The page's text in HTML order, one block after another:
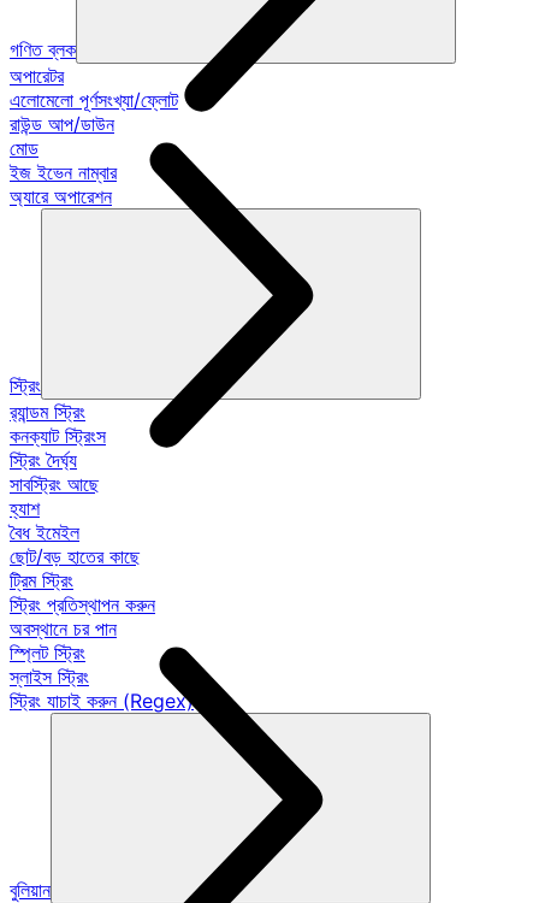
গণিত ব্লক
অপারেটর
এলোমেলো পূর্ণসংখ্যা/ফ্লোট
রাউন্ড আপ/ডাউন
মোড
ইজ ইভেন নাম্বার
অ্যারে অপারেশন
স্ট্রিং
র‍্যান্ডম স্ট্রিং
কনক্যাট স্ট্রিংস
স্ট্রিং দৈর্ঘ্য
সাবস্ট্রিং আছে
হ্যাশ
বৈধ ইমেইল
ছোট/বড় হাতের কাছে
ট্রিম স্ট্রিং
স্ট্রিং প্রতিস্থাপন করুন
অবস্থানে চর পান
স্প্লিট স্ট্রিং
স্লাইস স্ট্রিং
স্ট্রিং যাচাই করুন (Regex)
বুলিয়ান